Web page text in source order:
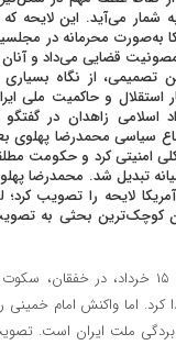
می‌آید. این لایحه که
به‌صورت محرمانه در
قضایی می‌داد و آنان
تصمیمی، از نگاه بسیاری
استقلال و حاکمیت ملی
اسلامی زاهدان در گفتگو
سیاسی محمدرضا پهلوی
امنیتی کرد و حکومت
تبدیل شد. محمدرضا
لایحه را تصویب کرد؛
کوچک‌ترین بحثی به
وی افزود: شرایط اجتماعی جامعه ایران به علت سرکوب ۱۵ خرداد، در
کرد. اما واکنش امام خمینی
بردگی ملت ایران است.